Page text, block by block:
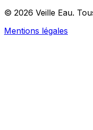
© 2026 Veille Eau.
Mentions légales